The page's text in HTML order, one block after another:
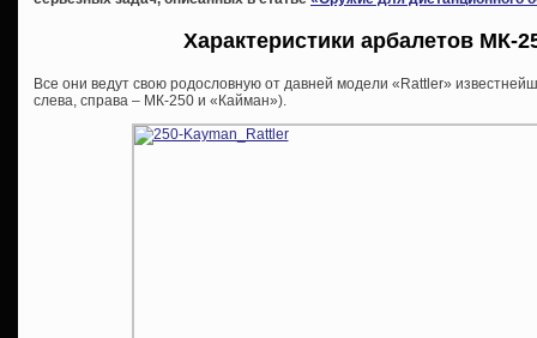
Характеристики арбалетов МК-
Все они ведут свою родословную от давней модели «Rattler»
слева, справа – МК-250 и «Кайман»).